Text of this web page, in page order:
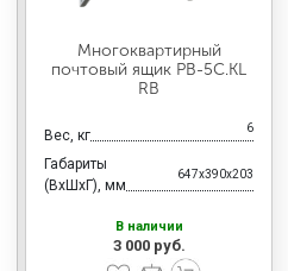
Многоквартирный
почтовый ящик PB-5C.KL
RВ
Вес, кг 6
Габариты
(ВхШхГ), мм
647x390x203
В наличии
3 000 руб.